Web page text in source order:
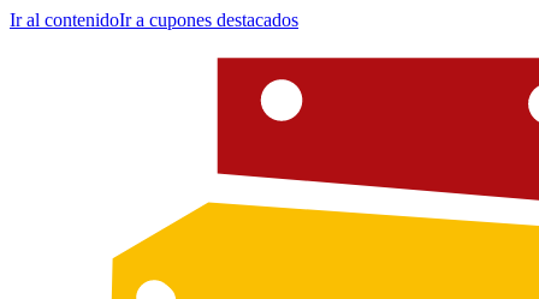
Ir al contenidoIr a cupones destacados